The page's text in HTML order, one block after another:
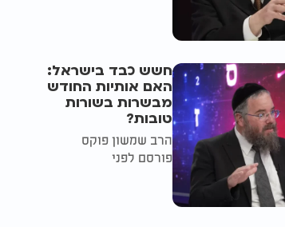
חשש כבד בישראל:
האם אותיות החודש
מבשרות בשורות
טובות?
הרב שמשון פוקס
פורסם לפני